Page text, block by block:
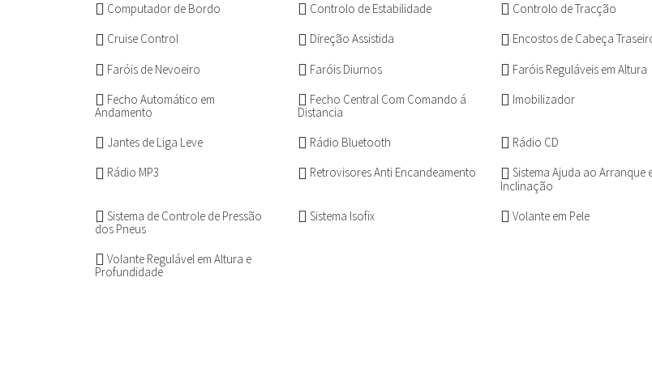
Computador de Bordo
Controlo de Estabilidade
Controlo de Tracção
Cruise Control
Direção Assistida
Encostos de Cabeça
Faróis de Nevoeiro
Faróis Diurnos
Faróis Reguláveis em Altura
Fecho Automático em
Andamento
Fecho Central Com Comando á
Distancia
Imobilizador
Jantes de Liga Leve Rádio Bluetooth
Rádio CD
Rádio MP3
Retrovisores Anti Encandeamento
Sistema Ajuda ao Arranque
Inclinação
Sistema de Controle de Pressão
dos Pneus
Sistema Isofix Volante em Pele
Volante Regulável em Altura e
Profundidade